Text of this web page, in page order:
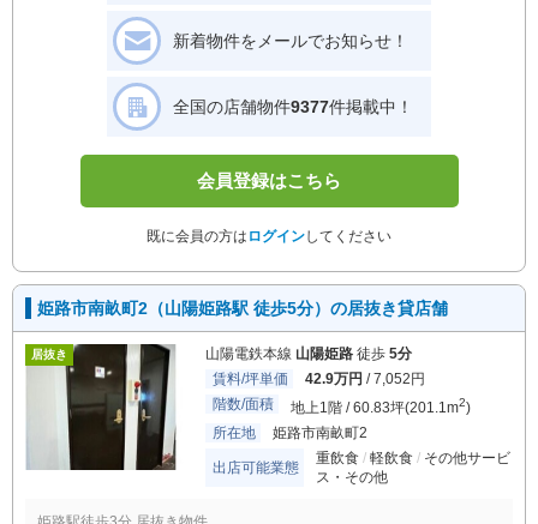
新着物件をメールでお知らせ！
全国の店舗物件9377件掲載中！
会員登録はこちら
既に会員の方は ログインしてください
姫路市南畝町2（山陽姫路駅 徒歩5分）の居抜き貸店舗
居抜き 山陽電鉄本線 山陽姫路 徒歩 5分
賃料/坪単価
42.9万円 / 7,052円
階数/面積
地上1階 / 60.83坪(201.1m2)
所在地
姫路市南畝町2
出店可能業態
重飲食 軽飲食
その他サービ
ス・その他